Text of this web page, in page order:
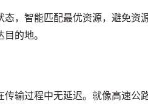
，智能匹配最优资源，避免资
的地。
输过程中无延迟。就像高速公